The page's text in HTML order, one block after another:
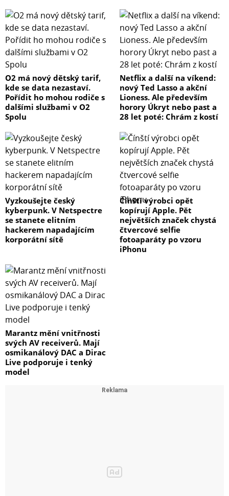
O2 má nový dětský tarif,
kde se data nezastaví.
Pořídit ho mohou rodiče s
dalšími službami v O2
Spolu
Netflix a další na víkend:
nový Ted Lasso a akční
Lioness. Ale především
horory Úkryt nebo past a
28 let poté: Chrám z kostí
Vyzkoušejte český
kyberpunk. V Netspectre
se stanete elitním
hackerem napadajícím
korporátní sítě
Čínští výrobci opět
kopírují Apple. Pět
největších značek chystá
čtvercové selfie
fotoaparáty po vzoru
iPhonu
Marantz mění vnitřnosti
svých AV receiverů. Mají
osmikanálový DAC a Dirac
Live podporuje i tenký
model